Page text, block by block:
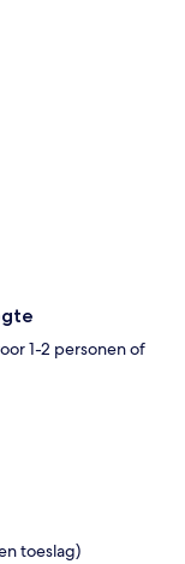
1-2 personen of
toeslag)